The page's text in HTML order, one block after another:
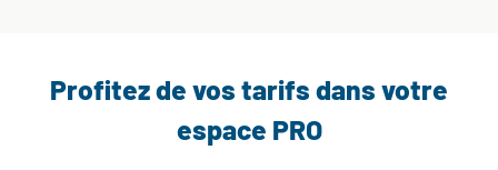
Profitez de vos tarifs dans votre
espace PRO